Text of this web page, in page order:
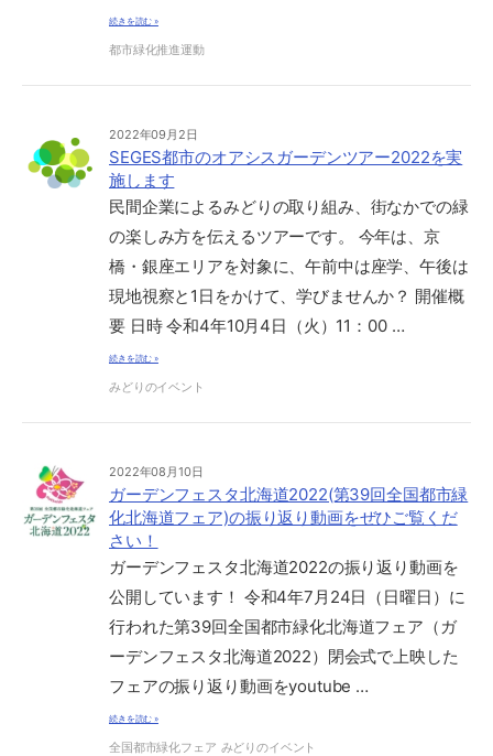
続きを読む »
都市緑化推進運動
2022年09月2日
SEGES都市のオアシスガーデンツアー2022を実
施します
民間企業によるみどりの取り組み、街なかでの緑
の楽しみ方を伝えるツアーです。 今年は、京
橋・銀座エリアを対象に、午前中は座学、午後は
現地視察と1日をかけて、学びませんか？ 開催概
要 日時 令和4年10月4日（火）11：00 …
続きを読む »
みどりのイベント
2022年08月10日
ガーデンフェスタ北海道2022(第39回全国都市緑
化北海道フェア)の振り返り動画をぜひご覧くだ
さい！
ガーデンフェスタ北海道2022の振り返り動画を
公開しています！ 令和4年7月24日（日曜日）に
行われた第39回全国都市緑化北海道フェア（ガ
ーデンフェスタ北海道2022）閉会式で上映した
フェアの振り返り動画をyoutube …
続きを読む »
全国都市緑化フェア みどりのイベント